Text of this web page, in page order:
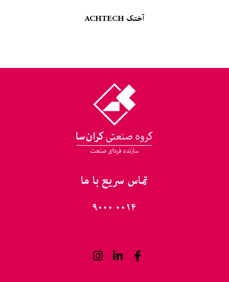
آختک ACHTECH
تماس سریع با ما
۰۰۱۴ ۹۰۰۰